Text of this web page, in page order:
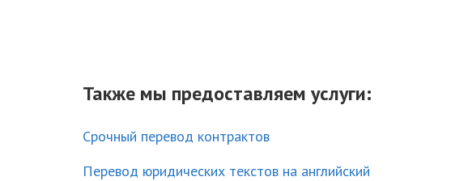
Также мы предоставляем услуги:
Срочный перевод контрактов
Перевод юридических текстов на английский